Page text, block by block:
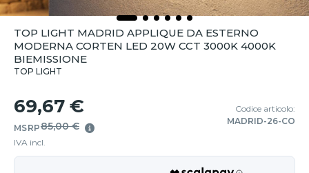
TOP LIGHT MADRID APPLIQUE DA ESTERNO
MODERNA CORTEN LED 20W CCT 3000K 4000K
BIEMISSIONE
TOP LIGHT
69,67 €
MSRP85,00 €
IVA incl.
Codice articolo:
MADRID-26-CO